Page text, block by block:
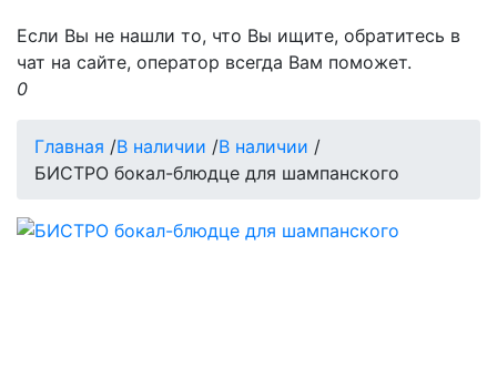
Если Вы не нашли то, что Вы ищите, обратитесь в
чат на сайте, оператор всегда Вам поможет.
0
Главная /В наличии /В наличии /
БИСТРО бокал-блюдце для шампанского